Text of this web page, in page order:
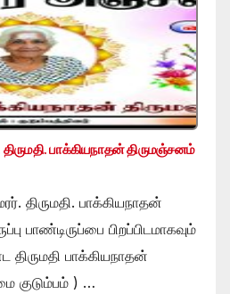
பாக்கியநாதன் திருமஞ்சனம்
திருமதி. பாக்கியநாதன்
பாண்டிருப்பை பிறப்பிடமாகவும்
திருமதி பாக்கியநாதன்
குடும்பம் ) …